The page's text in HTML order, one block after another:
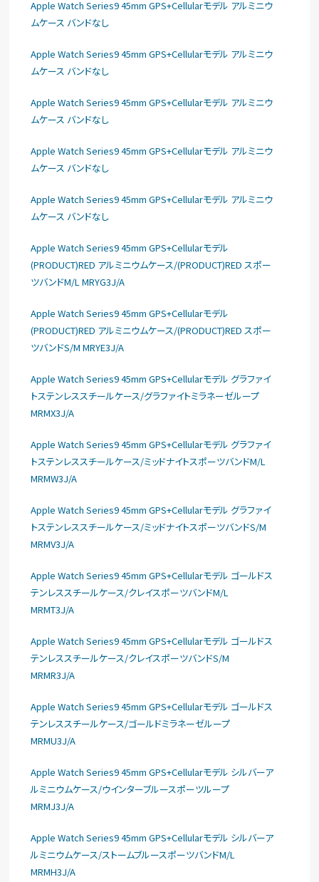
Apple Watch Series9 45mm GPS+Cellularモデル アルミニウ
ムケース バンドなし
Apple Watch Series9 45mm GPS+Cellularモデル アルミニウ
ムケース バンドなし
Apple Watch Series9 45mm GPS+Cellularモデル アルミニウ
ムケース バンドなし
Apple Watch Series9 45mm GPS+Cellularモデル アルミニウ
ムケース バンドなし
Apple Watch Series9 45mm GPS+Cellularモデル アルミニウ
ムケース バンドなし
Apple Watch Series9 45mm GPS+Cellularモデル
(PRODUCT)RED アルミニウムケース/(PRODUCT)RED スポー
ツバンドM/L MRYG3J/A
Apple Watch Series9 45mm GPS+Cellularモデル
(PRODUCT)RED アルミニウムケース/(PRODUCT)RED スポー
ツバンドS/M MRYE3J/A
Apple Watch Series9 45mm GPS+Cellularモデル グラファイ
トステンレススチールケース/グラファイトミラネーゼループ
MRMX3J/A
Apple Watch Series9 45mm GPS+Cellularモデル グラファイ
トステンレススチールケース/ミッドナイトスポーツバンドM/L
MRMW3J/A
Apple Watch Series9 45mm GPS+Cellularモデル グラファイ
トステンレススチールケース/ミッドナイトスポーツバンドS/M
MRMV3J/A
Apple Watch Series9 45mm GPS+Cellularモデル ゴールドス
テンレススチールケース/クレイスポーツバンドM/L
MRMT3J/A
Apple Watch Series9 45mm GPS+Cellularモデル ゴールドス
テンレススチールケース/クレイスポーツバンドS/M
MRMR3J/A
Apple Watch Series9 45mm GPS+Cellularモデル ゴールドス
テンレススチールケース/ゴールドミラネーゼループ
MRMU3J/A
Apple Watch Series9 45mm GPS+Cellularモデル シルバーア
ルミニウムケース/ウインターブルースポーツループ
MRMJ3J/A
Apple Watch Series9 45mm GPS+Cellularモデル シルバーア
ルミニウムケース/ストームブルースポーツバンドM/L
MRMH3J/A